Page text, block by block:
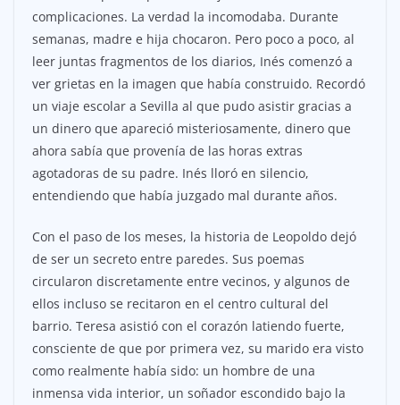
complicaciones. La verdad la incomodaba. Durante
semanas, madre e hija chocaron. Pero poco a poco, al
leer juntas fragmentos de los diarios, Inés comenzó a
ver grietas en la imagen que había construido. Recordó
un viaje escolar a Sevilla al que pudo asistir gracias a
un dinero que apareció misteriosamente, dinero que
ahora sabía que provenía de las horas extras
agotadoras de su padre. Inés lloró en silencio,
entendiendo que había juzgado mal durante años.
Con el paso de los meses, la historia de Leopoldo dejó
de ser un secreto entre paredes. Sus poemas
circularon discretamente entre vecinos, y algunos de
ellos incluso se recitaron en el centro cultural del
barrio. Teresa asistió con el corazón latiendo fuerte,
consciente de que por primera vez, su marido era visto
como realmente había sido: un hombre de una
inmensa vida interior, un soñador escondido bajo la